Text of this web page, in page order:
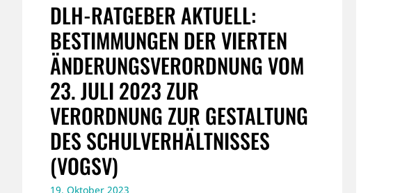
DLH-RATGEBER AKTUELL:
BESTIMMUNGEN DER VIERTEN
ÄNDERUNGSVERORDNUNG VOM
23. JULI 2023 ZUR
VERORDNUNG ZUR GESTALTUNG
DES SCHULVERHÄLTNISSES
(VOGSV)
19. Oktober 2023